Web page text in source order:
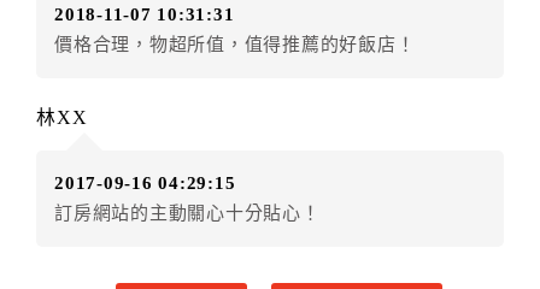
（提出申辦日為保留起算日）
．訂房者使用「保留住宿金額」時，請注意！為避免飯
件放棄訂單（住宿權益）。 （限原訂飯店使用）
．訂單異動後，訂單費用總計大於原訂單費用總計時，
2018-11-07 10:31:31
價格合理，物超所值，值得推薦的好飯店！
林XX
2017-09-16 04:29:15
訂房網站的主動關心十分貼心！